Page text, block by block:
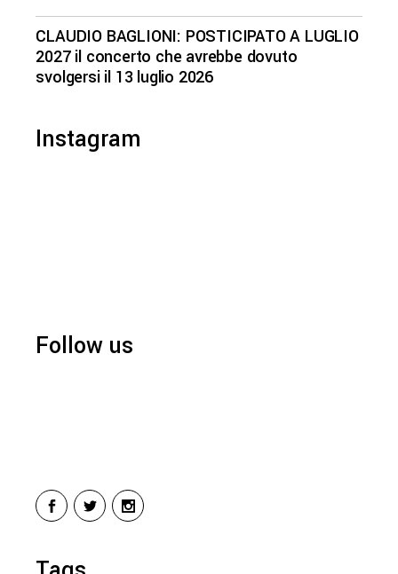
CLAUDIO BAGLIONI: POSTICIPATO A LUGLIO
2027 il concerto che avrebbe dovuto
svolgersi il 13 luglio 2026
Instagram
Follow us